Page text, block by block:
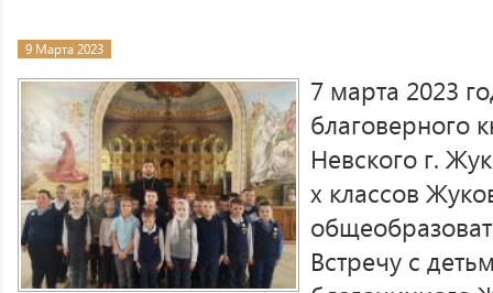
9 Марта 2023
7 марта 2023
благоверного
Невского г.
х классов
Встречу с